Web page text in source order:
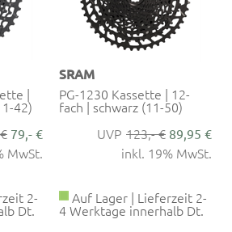
|
42)
79,- €
MwSt.
2-
Dt.
SRAM
PG-1230 Kassette | 12-
fach | schwarz (11-50)
123,- € 89,95 €
inkl. 19% MwSt.
Auf Lager | Lieferzeit 2-
4 Werktage innerhalb Dt.